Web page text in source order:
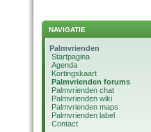
NAVIGATIE
Palmvrienden
Startpagina
Agenda
Kortingskaart
Palmvrienden forums
Palmvrienden chat
Palmvrienden wiki
Palmvrienden maps
Palmvrienden label
Contact